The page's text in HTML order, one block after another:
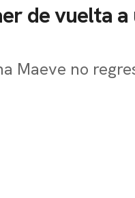
de vuelta a
Maeve no